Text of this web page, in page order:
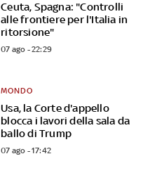
Ceuta, Spagna: "Controlli
alle frontiere per l'Italia in
ritorsione"
07 ago - 22:29
Usa, la Corte d'appello
blocca i lavori della sala da
ballo di Trump
MONDO
07 ago - 17:42